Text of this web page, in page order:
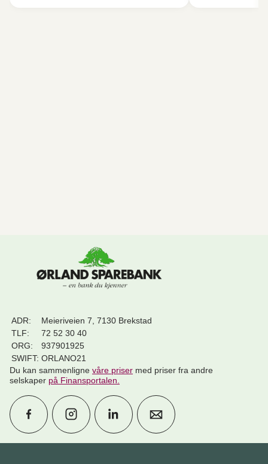
ADR:
Meieriveien 7, 7130 Brekstad
TLF:
72 52 30 40
ORG:
937901925
SWIFT: ORLANO21
Du kan sammenligne våre priser med priser fra andre
selskaper på Finansportalen